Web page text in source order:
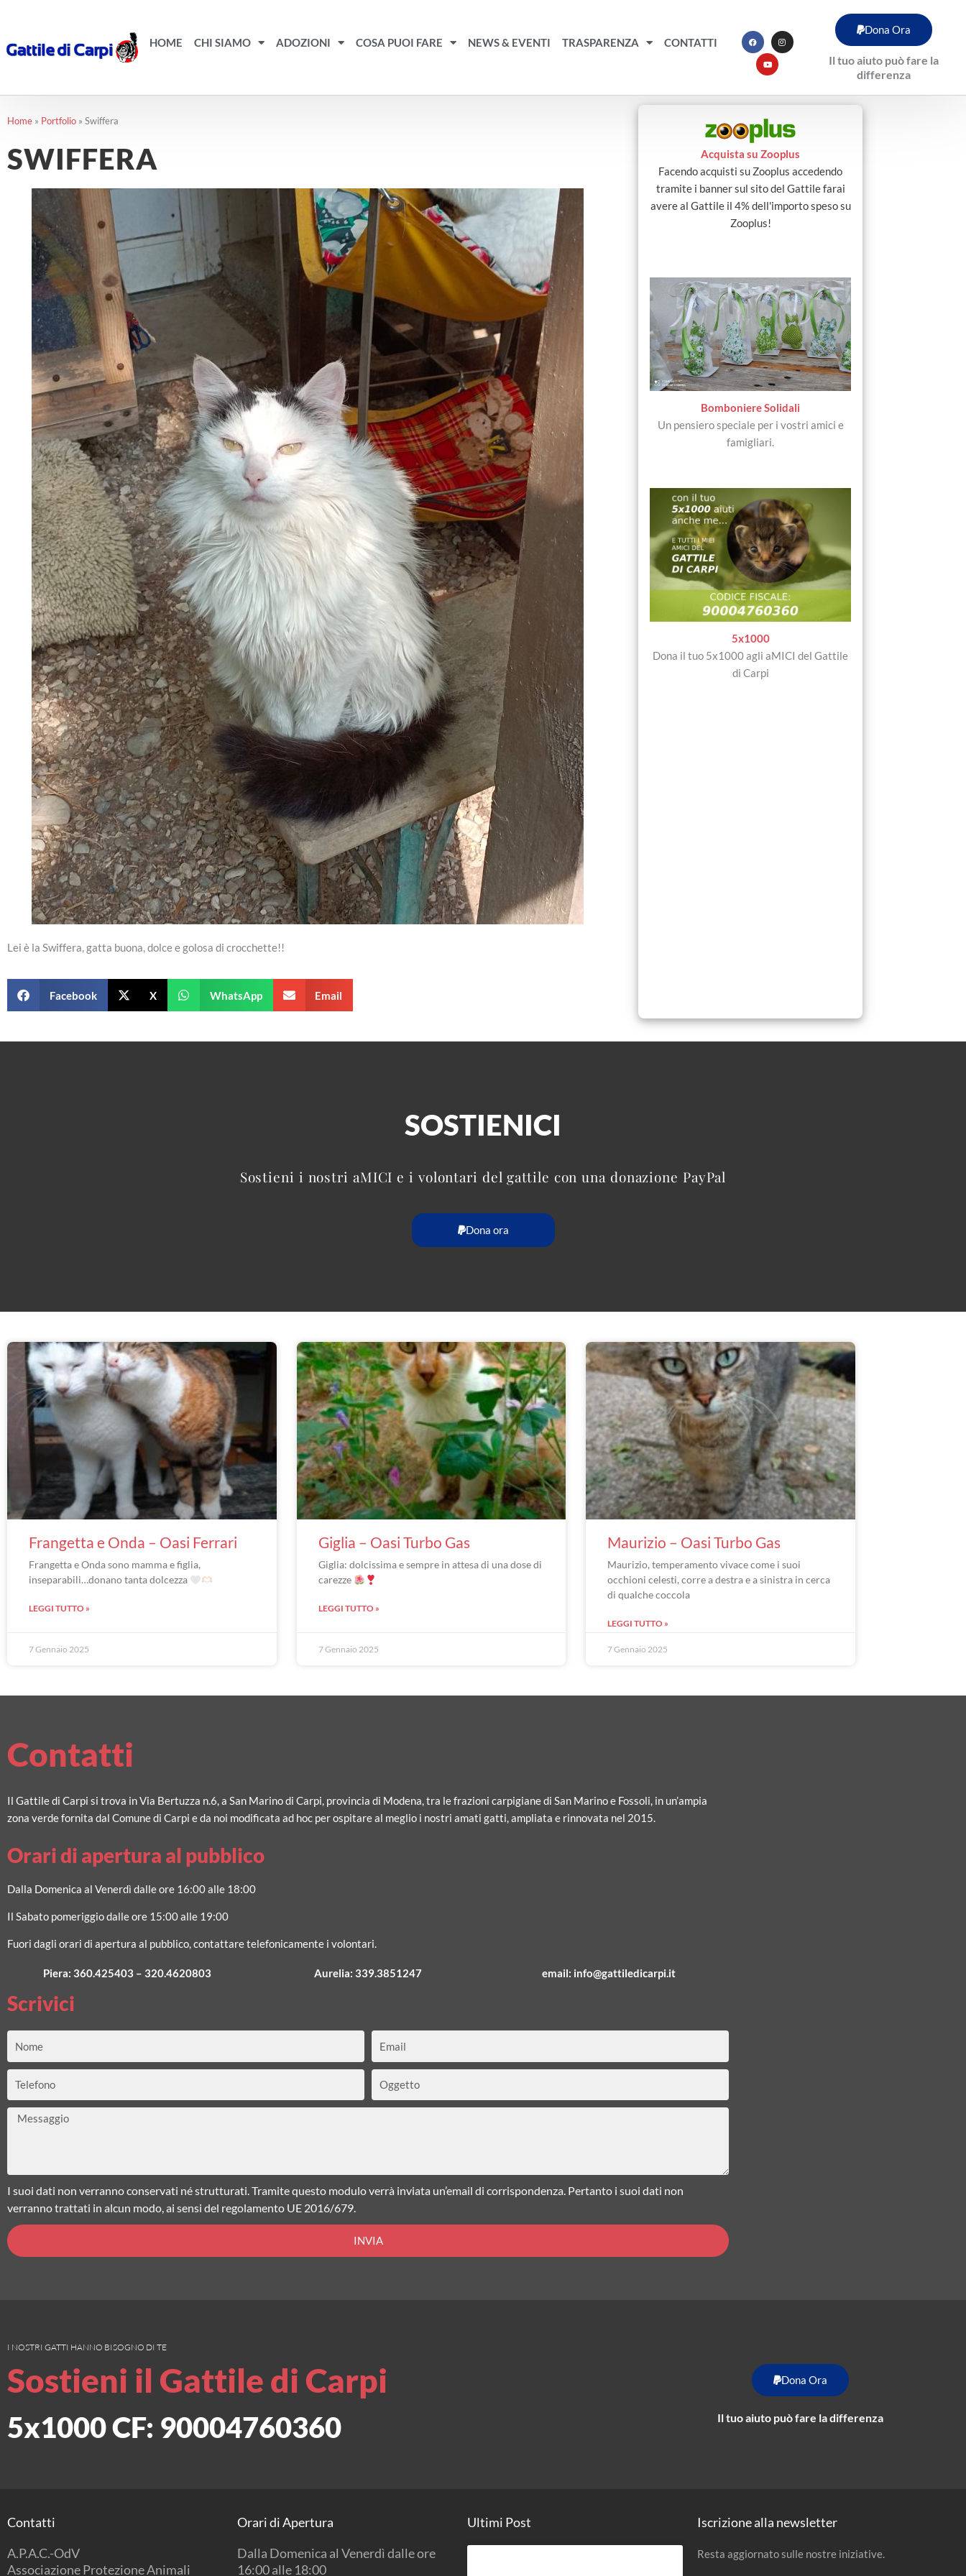
contenuto
HOME CHI SIAMO ADOZIONI COSA PUOI FARE NEWS & EVENTI TRASPARENZA CONTATTI
a
c
e
b
n
s
t
a
u
b
e
Dona Ora
Il tuo aiuto può fare la
differenza
Home » Portfolio » Swiffera
SWIFFERA
Lei è la Swiffera, gatta buona, dolce e golosa di crocchette!!
Facebook X WhatsApp Email
Acquista su Zooplus
Facendo acquisti su Zooplus accedendo
tramite i banner sul sito del Gattile farai
avere al Gattile il 4% dell'importo speso su
Zooplus!
Bomboniere Solidali
Un pensiero speciale per i vostri amici e
famigliari.
5x1000
Dona il tuo 5x1000 agli aMICI del Gattile
di Carpi
SOSTIENICI
Sostieni i nostri aMICI e i volontari del gattile con una donazione PayPal
Dona ora
Frangetta e Onda – Oasi Ferrari
Frangetta e Onda sono mamma e figlia,
inseparabili…donano tanta dolcezza
LEGGI TUTTO »
7 Gennaio 2025
Giglia – Oasi Turbo Gas
Giglia: dolcissima e sempre in attesa di una dose di
carezze
LEGGI TUTTO »
7 Gennaio 2025
Maurizio – Oasi Turbo Gas
Maurizio, temperamento vivace come i suoi
occhioni celesti, corre a destra e a sinistra in cerca
di qualche coccola
LEGGI TUTTO »
7 Gennaio 2025
Contatti
Il Gattile di Carpi si trova in Via Bertuzza n.6, a San Marino di Carpi, provincia di Modena, tra le frazioni carpigiane di San Marino e Fossoli, in un’ampia
zona verde fornita dal Comune di Carpi e da noi modificata ad hoc per ospitare al meglio i nostri amati gatti, ampliata e rinnovata nel 2015.
Orari di apertura al pubblico
Dalla Domenica al Venerdì dalle ore 16:00 alle 18:00
Il Sabato pomeriggio dalle ore 15:00 alle 19:00
Fuori dagli orari di apertura al pubblico, contattare telefonicamente i volontari.
Piera:360.425403 –320.4620803 Aurelia: 339.3851247 email: info@gattiledicarpi.it
Scrivici
Messaggio
I suoi dati non verranno conservati né strutturati. Tramite questo modulo verrà inviata un’email di corrispondenza. Pertanto i suoi dati non
verranno trattati in alcun modo, ai sensi del regolamento UE 2016/679.
INVIA
I NOSTRI GATTI HANNO BISOGNO DI TE
Sostieni il Gattile di Carpi
5x1000 CF: 90004760360
Dona Ora
Il tuo aiuto può fare la differenza
Contatti
A.P.A.C.-OdV
Associazione Protezione Animali
Orari di Apertura
Dalla Domenica al Venerdì dalle ore
16:00 alle 18:00
Ultimi Post Iscrizione alla newsletter
Resta aggiornato sulle nostre iniziative.